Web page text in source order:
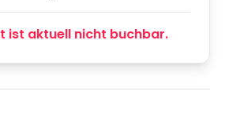
ist aktuell nicht buchbar.